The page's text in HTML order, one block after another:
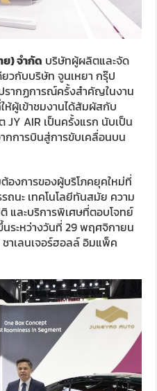
ย) จำกัด บริษัทผู้ผลิตและจัด
วกับบริษัท จูนเหยา กรุ๊ป
รากฏการณ์ครั้งสำคัญในงาน
ห้ผู้เข้าชมงานได้สัมผัสกับ
AIR เป็นครั้งแรก นับเป็น
กการบินสู่การขับเคลื่อนบน
งการของผู้บริโภคยุคใหม่ที่
นะ เทคโนโลยีทันสมัย ความ
และบริการพิเศษที่ตอบโจทย์
ระหว่างวันที่ 29 พฤศจิกายน
าเลนเจอร์ฮอลล์ อิมแพ็ค